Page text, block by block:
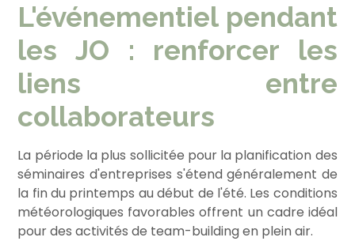
L'événementiel pendant
les JO : renforcer les
liens entre
collaborateurs
La période la plus sollicitée pour la planification des
séminaires d'entreprises s'étend généralement de
la fin du printemps au début de l'été. Les conditions
météorologiques favorables offrent un cadre idéal
pour des activités de team-building en plein air.